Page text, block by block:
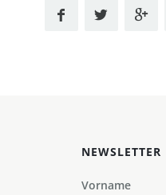
NEWSLETTER
Vorname